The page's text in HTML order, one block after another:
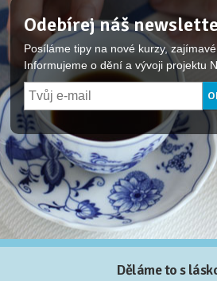
Odebírej náš
Posíláme tipy na nové kurzy,
Informujeme o dění a vývoji projektu
Děláme to s